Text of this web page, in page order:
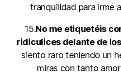
tranquilidad para irme
15.No me etiquetéis
ridiculices delante de
siento raro teniendo un
miras con tanto